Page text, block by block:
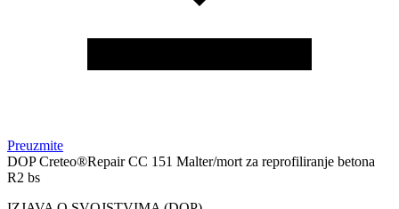
Preuzmite
DOP Creteo®Repair CC 151 Malter/mort za reprofiliranje betona
R2 bs